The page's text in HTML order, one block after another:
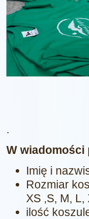
.
W
Imię i
Rozmiar
XS ,S, M, L,
ilość